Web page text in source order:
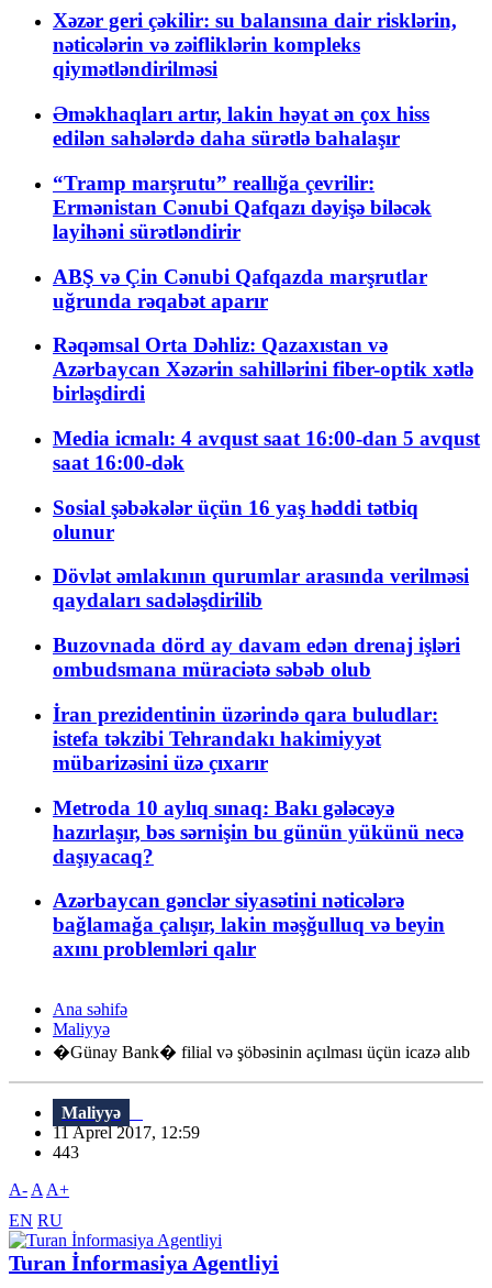
Xəzər geri çəkilir: su balansına dair risklərin,
nəticələrin və zəifliklərin kompleks
qiymətləndirilməsi
Əməkhaqları artır, lakin həyat ən çox hiss
edilən sahələrdə daha sürətlə bahalaşır
“Tramp marşrutu” reallığa çevrilir:
Ermənistan Cənubi Qafqazı dəyişə biləcək
layihəni sürətləndirir
ABŞ və Çin Cənubi Qafqazda marşrutlar
uğrunda rəqabət aparır
Rəqəmsal Orta Dəhliz: Qazaxıstan və
Azərbaycan Xəzərin sahillərini fiber-optik xətlə
birləşdirdi
Media icmalı: 4 avqust saat 16:00-dan 5 avqust
saat 16:00-dək
Sosial şəbəkələr üçün 16 yaş həddi tətbiq
olunur
Dövlət əmlakının qurumlar arasında verilməsi
qaydaları sadələşdirilib
Buzovnada dörd ay davam edən drenaj işləri
ombudsmana müraciətə səbəb olub
İran prezidentinin üzərində qara buludlar:
istefa təkzibi Tehrandakı hakimiyyət
mübarizəsini üzə çıxarır
Metroda 10 aylıq sınaq: Bakı gələcəyə
hazırlaşır, bəs sərnişin bu günün yükünü necə
daşıyacaq?
Azərbaycan gənclər siyasətini nəticələrə
bağlamağa çalışır, lakin məşğulluq və beyin
axını problemləri qalır
Ana səhifə
Maliyyə
�Günay Bank� filial və şöbəsinin açılması üçün icazə alıb
Maliyyə
11 Aprel 2017, 12:59
443
A- A A+
EN RU
Turan İnformasiya Agentliyi